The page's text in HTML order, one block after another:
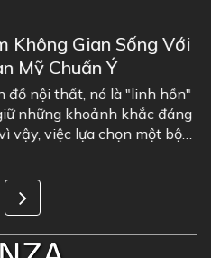
Không Gian Sống Với
Mỹ Chuẩn Ý
đồ nội thất, nó là "linh hồn"
những khoảnh khắc đáng
vậy, việc lựa chọn một bộ